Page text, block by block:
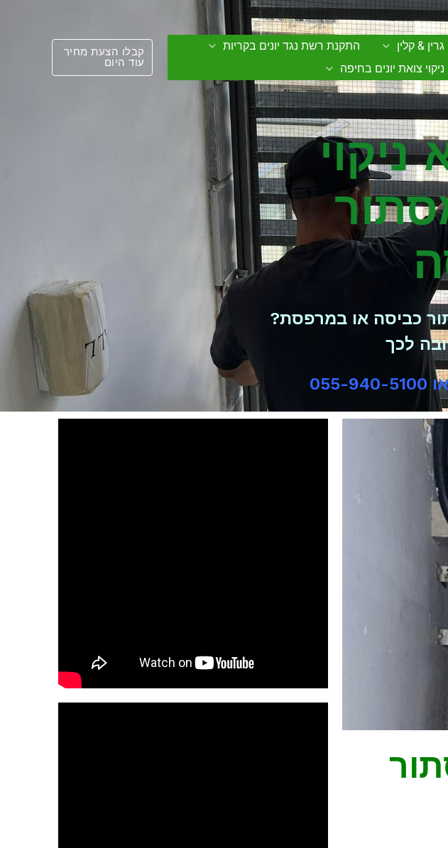
גרין & קלין
התקנת רשת נגד יונים בקריות
ניקוי צואת יונים בחיפה
קבלו הצעת מחיר
עוד היום
כביסה או במרפסת?
לכך